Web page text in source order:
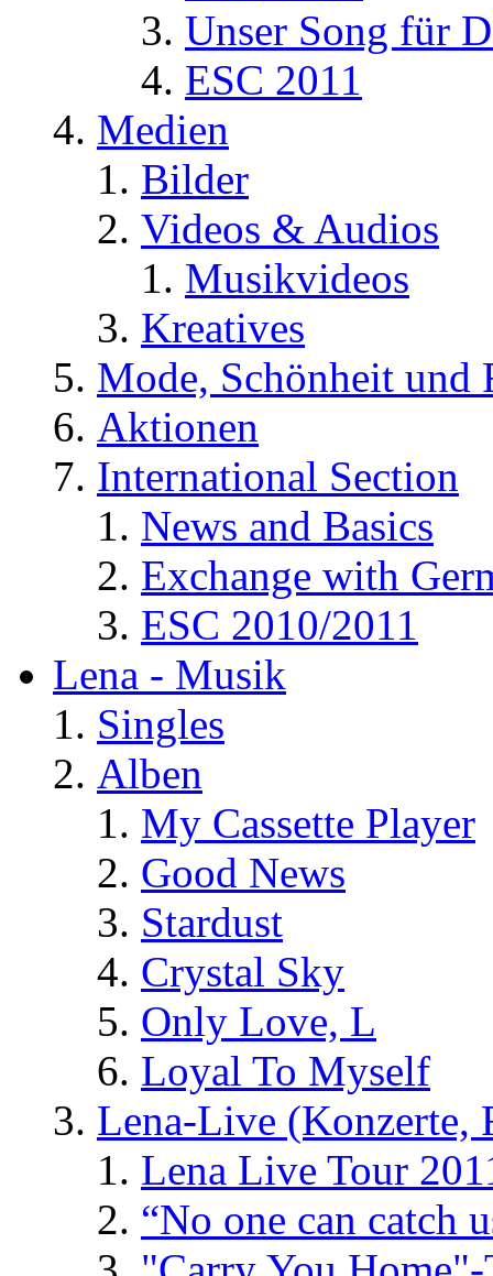
Unser Song für
ESC 2011
Medien
Bilder
Videos & Audios
Musikvideos
Kreatives
Mode, Schönheit und
Aktionen
International Section
News and Basics
Exchange with
ESC 2010/2011
Lena - Musik
Singles
Alben
My Cassette Player
Good News
Stardust
Crystal Sky
Only Love, L
Loyal To Myself
Lena-Live (Konzerte,
Lena Live Tour
“No one can catch